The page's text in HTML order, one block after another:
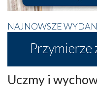
NAJNOWSZE
Przymierze
Uczmy i